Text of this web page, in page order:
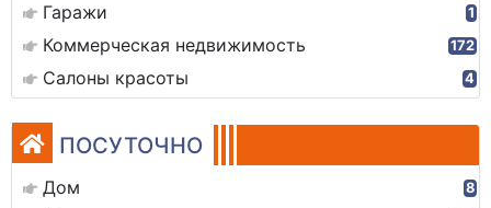
Гаражи 1
Коммерческая недвижимость 172
Салоны красоты 4
ПОСУТОЧНО
Дом 8